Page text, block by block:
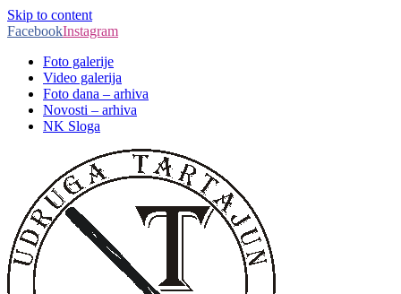
Skip to content
FacebookInstagram
Foto galerije
Video galerija
Foto dana – arhiva
Novosti – arhiva
NK Sloga